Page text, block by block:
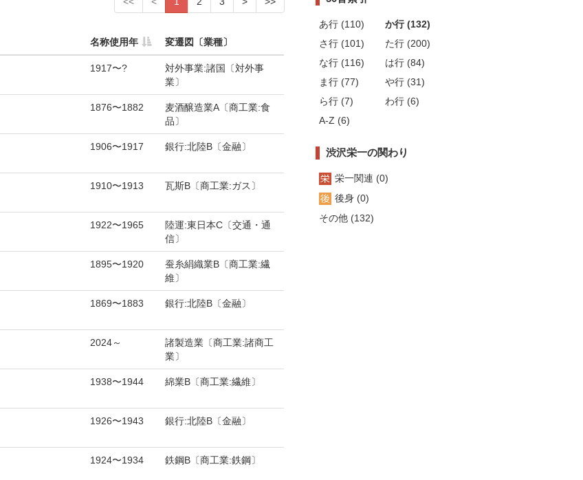
名称使用年 変遷図〔業種〕
1917〜?
対外事業:諸国〔対外事
業〕
1876〜1882
麦酒醸造業A〔商工業:食
品〕
1906〜1917 銀行:北陸B〔金融〕
1910〜1913 瓦斯B〔商工業:ガス〕
1922〜1965
陸運:東日本C〔交通・通
信〕
1895〜1920
蚕糸絹織業B〔商工業:繊
維〕
1869〜1883 銀行:北陸B〔金融〕
2024～
諸製造業〔商工業:諸商工
業〕
1938〜1944 綿業B〔商工業:繊維〕
1926〜1943 銀行:北陸B〔金融〕
1924〜1934 鉄鋼B〔商工業:鉄鋼〕
あ行 (110)
か行 (132)
さ行 (101)
た行 (200)
な行 (116)
は行 (84)
ま行 (77)
や行 (31)
ら行 (7)
わ行 (6)
A-Z (6)
渋沢栄一の関わり
栄一関連 (0)
後身 (0)
その他 (132)